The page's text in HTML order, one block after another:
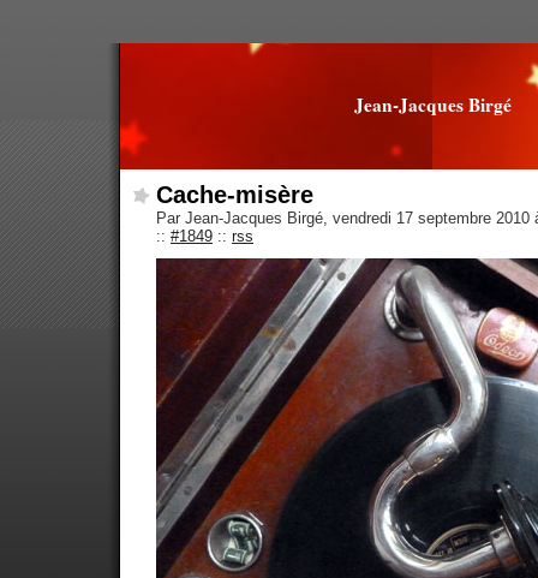
Jean-Jacques Birgé
Cache-misère
Par Jean-Jacques Birgé, vendredi 17 septembre 2010
:: #1849 :: rss